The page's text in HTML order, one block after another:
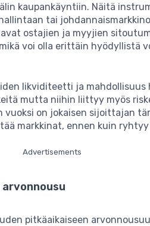
kaupankäyntiin. Näitä
tai
ostajien ja myyjien
voi olla erittäin hyödyllistä
likviditeetti ja mahdollisuus
mutta niihin liittyy myös
vuoksi on jokaisen sijoittajan
markkinat, ennen kuin
Advertisements
pitkäaikaiseen